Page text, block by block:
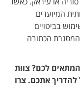
המיועדים
בביטויים
הכתובה
המתאים לכם? צוות
יכול להדריך אתכם. צרו